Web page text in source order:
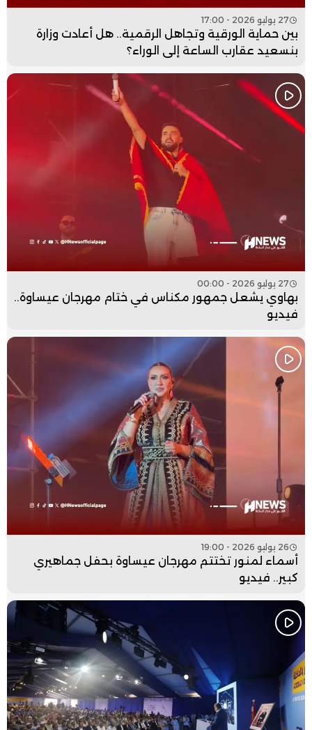
27 يوليو 2026 - 17:00
بين حماية الورقية وتجاهل الرقمية.. هل أعادت وزارة
بنسعيد عقارب الساعة إلى الوراء؟
27 يوليو 2026 - 00:00
بهاوي يشعل جمهور مكناس في ختام مهرجان عيساوة..
فيديو
26 يوليو 2026 - 19:00
أسماء لمنور تختتم مهرجان عيساوة بحفل جماهيري
كبير.. فيديو